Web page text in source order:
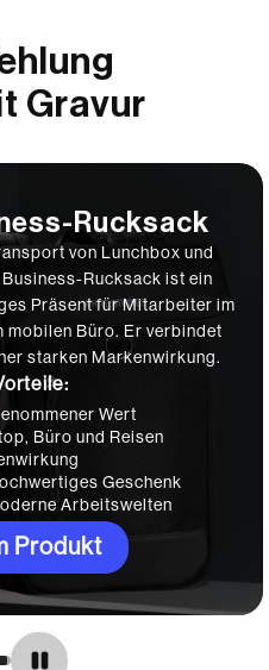
Gravur
Rucksack
von Lunchbox und
Rucksack ist ein
Präsent für Mitarbeiter im
mobilen Büro. Er verbindet
starken Markenwirkung.
Wert
Büro und Reisen
Geschenk
Arbeitswelten
Produkt